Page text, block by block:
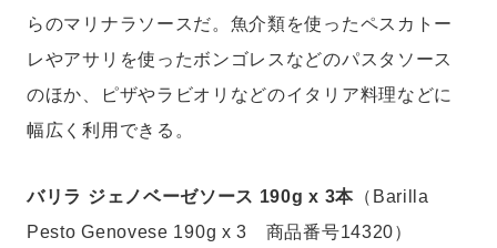
らのマリナラソースだ。魚介類を使ったペスカトー
レやアサリを使ったボンゴレスなどのパスタソース
のほか、ピザやラビオリなどのイタリア料理などに
幅広く利用できる。
バリラ ジェノベーゼソース 190g x 3本 （Barilla
Pesto Genovese 190g x 3 商品番号14320）